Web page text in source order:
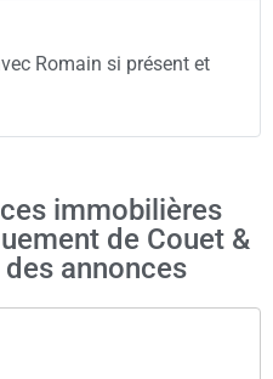
Romain si présent et
immobilières
de Couet &
annonces